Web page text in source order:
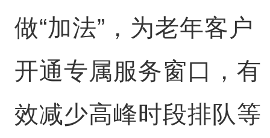
做“加法”，为老年客户
开通专属服务窗口，有
效减少高峰时段排队等